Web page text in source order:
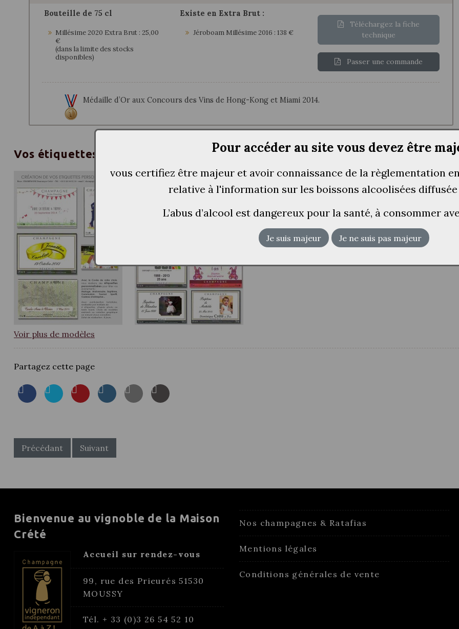
Bouteille de 75 cl
Millésime 2020 Extra Brut : 25,00
€
(dans la limite des stocks
disponibles)
Existe en Extra Brut :
Jéroboam Millésime 2016 : 138 €
Téléchargez la fiche
technique
Passer une commande
Médaille d’Or aux Concours des Vins de Hong-Kong et Miami 2014.
Vos étiquettes personnalisées
Voir plus de modèles
Partagez cette page
NAVIGATION
Précédant Suivant
Bienvenue au vignoble de la Maison
Crété
Accueil sur rendez-vous
99, rue des Prieurés 51530
MOUSSY
Tél. + 33 (0)3 26 54 52 10
Nos champagnes & Ratafias
Mentions légales
Conditions générales de vente
Pour accéder au site vous devez être
vous certifiez être majeur et avoir connaissance de la règlementation
relative à l'information sur les boissons alcoolisées
L’abus d’alcool est dangereux pour la santé, à consommer